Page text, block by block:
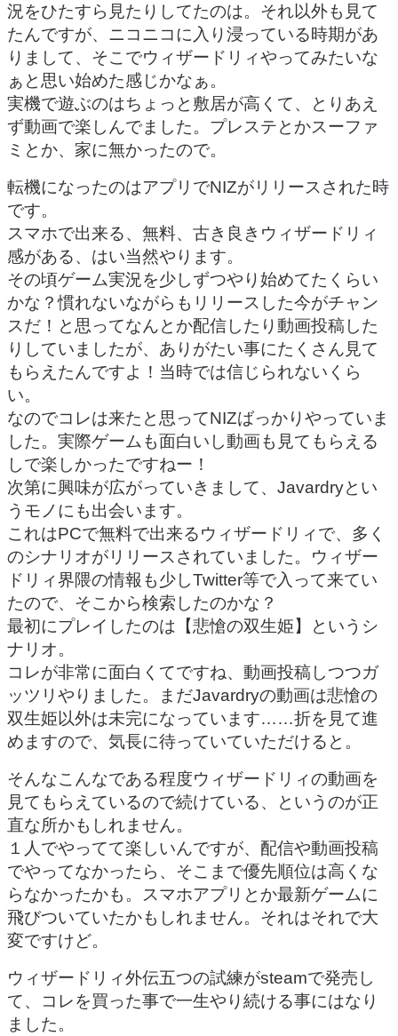
況をひたすら見たりしてたのは。それ以外も見て
たんですが、ニコニコに入り浸っている時期があ
りまして、そこでウィザードリィやってみたいな
ぁと思い始めた感じかなぁ。
実機で遊ぶのはちょっと敷居が高くて、とりあえ
ず動画で楽しんでました。プレステとかスーファ
ミとか、家に無かったので。
転機になったのはアプリでNIZがリリースされた時
です。
スマホで出来る、無料、古き良きウィザードリィ
感がある、はい当然やります。
その頃ゲーム実況を少しずつやり始めてたくらい
かな？慣れないながらもリリースした今がチャン
スだ！と思ってなんとか配信したり動画投稿した
りしていましたが、ありがたい事にたくさん見て
もらえたんですよ！当時では信じられないくら
い。
なのでコレは来たと思ってNIZばっかりやっていま
した。実際ゲームも面白いし動画も見てもらえる
しで楽しかったですねー！
次第に興味が広がっていきまして、Javardryとい
うモノにも出会います。
これはPCで無料で出来るウィザードリィで、多く
のシナリオがリリースされていました。ウィザー
ドリィ界隈の情報も少しTwitter等で入って来てい
たので、そこから検索したのかな？
最初にプレイしたのは【悲愴の双生姫】というシ
ナリオ。
コレが非常に面白くてですね、動画投稿しつつガ
ッツリやりました。まだJavardryの動画は悲愴の
双生姫以外は未完になっています……折を見て進
めますので、気長に待っていていただけると。
そんなこんなである程度ウィザードリィの動画を
見てもらえているので続けている、というのが正
直な所かもしれません。
１人でやってて楽しいんですが、配信や動画投稿
でやってなかったら、そこまで優先順位は高くな
らなかったかも。スマホアプリとか最新ゲームに
飛びついていたかもしれません。それはそれで大
変ですけど。
ウィザードリィ外伝五つの試練がsteamで発売し
て、コレを買った事で一生やり続ける事にはなり
ました。